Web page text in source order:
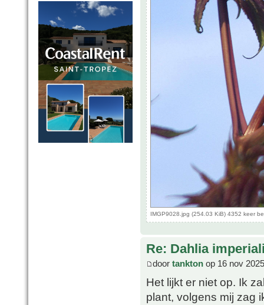
IMGP9028.jpg (254.03 KiB) 4352 keer
Re: Dahlia
door tankton op 16 nov
Het lijkt er niet op. Ik
plant, volgens mij zag